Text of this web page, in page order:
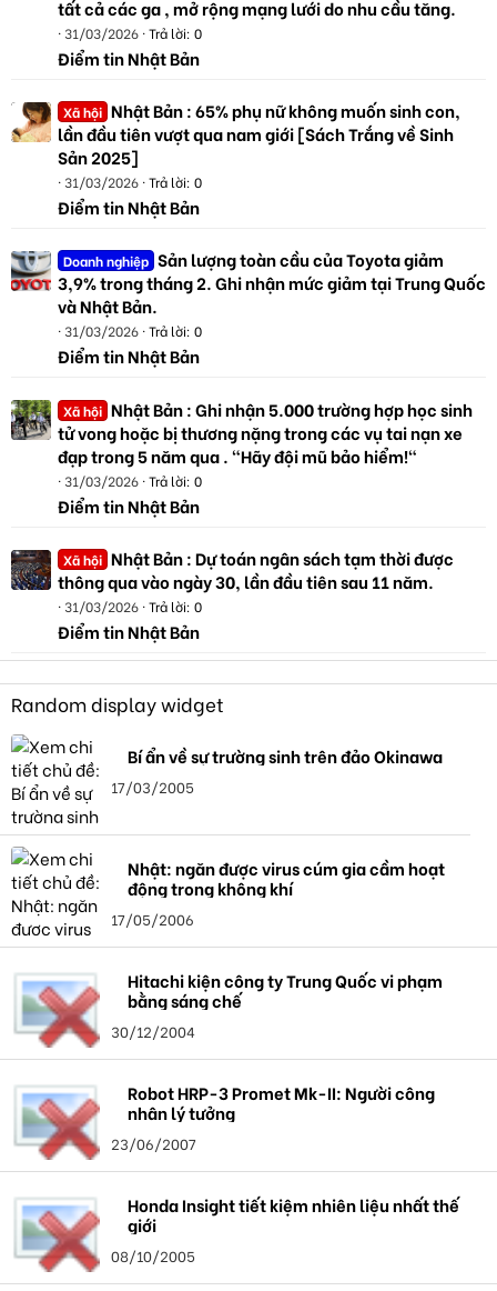
tất cả các ga , mở rộng mạng lưới do nhu cầu tăng.
31/03/2026 Trả lời: 0
Điểm tin Nhật Bản
Xã hội Nhật Bản : 65% phụ nữ không muốn sinh con,
lần đầu tiên vượt qua nam giới [Sách Trắng về Sinh
Sản 2025]
31/03/2026 Trả lời: 0
Điểm tin Nhật Bản
Doanh nghiệp Sản lượng toàn cầu của Toyota giảm
3,9% trong tháng 2. Ghi nhận mức giảm tại Trung Quốc
và Nhật Bản.
31/03/2026 Trả lời: 0
Điểm tin Nhật Bản
Xã hội Nhật Bản : Ghi nhận 5.000 trường hợp học sinh
tử vong hoặc bị thương nặng trong các vụ tai nạn xe
đạp trong 5 năm qua . "Hãy đội mũ bảo hiểm!"
31/03/2026 Trả lời: 0
Điểm tin Nhật Bản
Xã hội Nhật Bản : Dự toán ngân sách tạm thời được
thông qua vào ngày 30, lần đầu tiên sau 11 năm.
31/03/2026 Trả lời: 0
Điểm tin Nhật Bản
Random display widget
Bí ẩn về sự trường sinh trên đảo Okinawa
17/03/2005
Nhật: ngăn được virus cúm gia cầm hoạt
động trong không khí
17/05/2006
Hitachi kiện công ty Trung Quốc vi phạm
bằng sáng chế
30/12/2004
Robot HRP-3 Promet Mk-II: Người công
nhân lý tưởng
23/06/2007
Honda Insight tiết kiệm nhiên liệu nhất thế
giới
08/10/2005